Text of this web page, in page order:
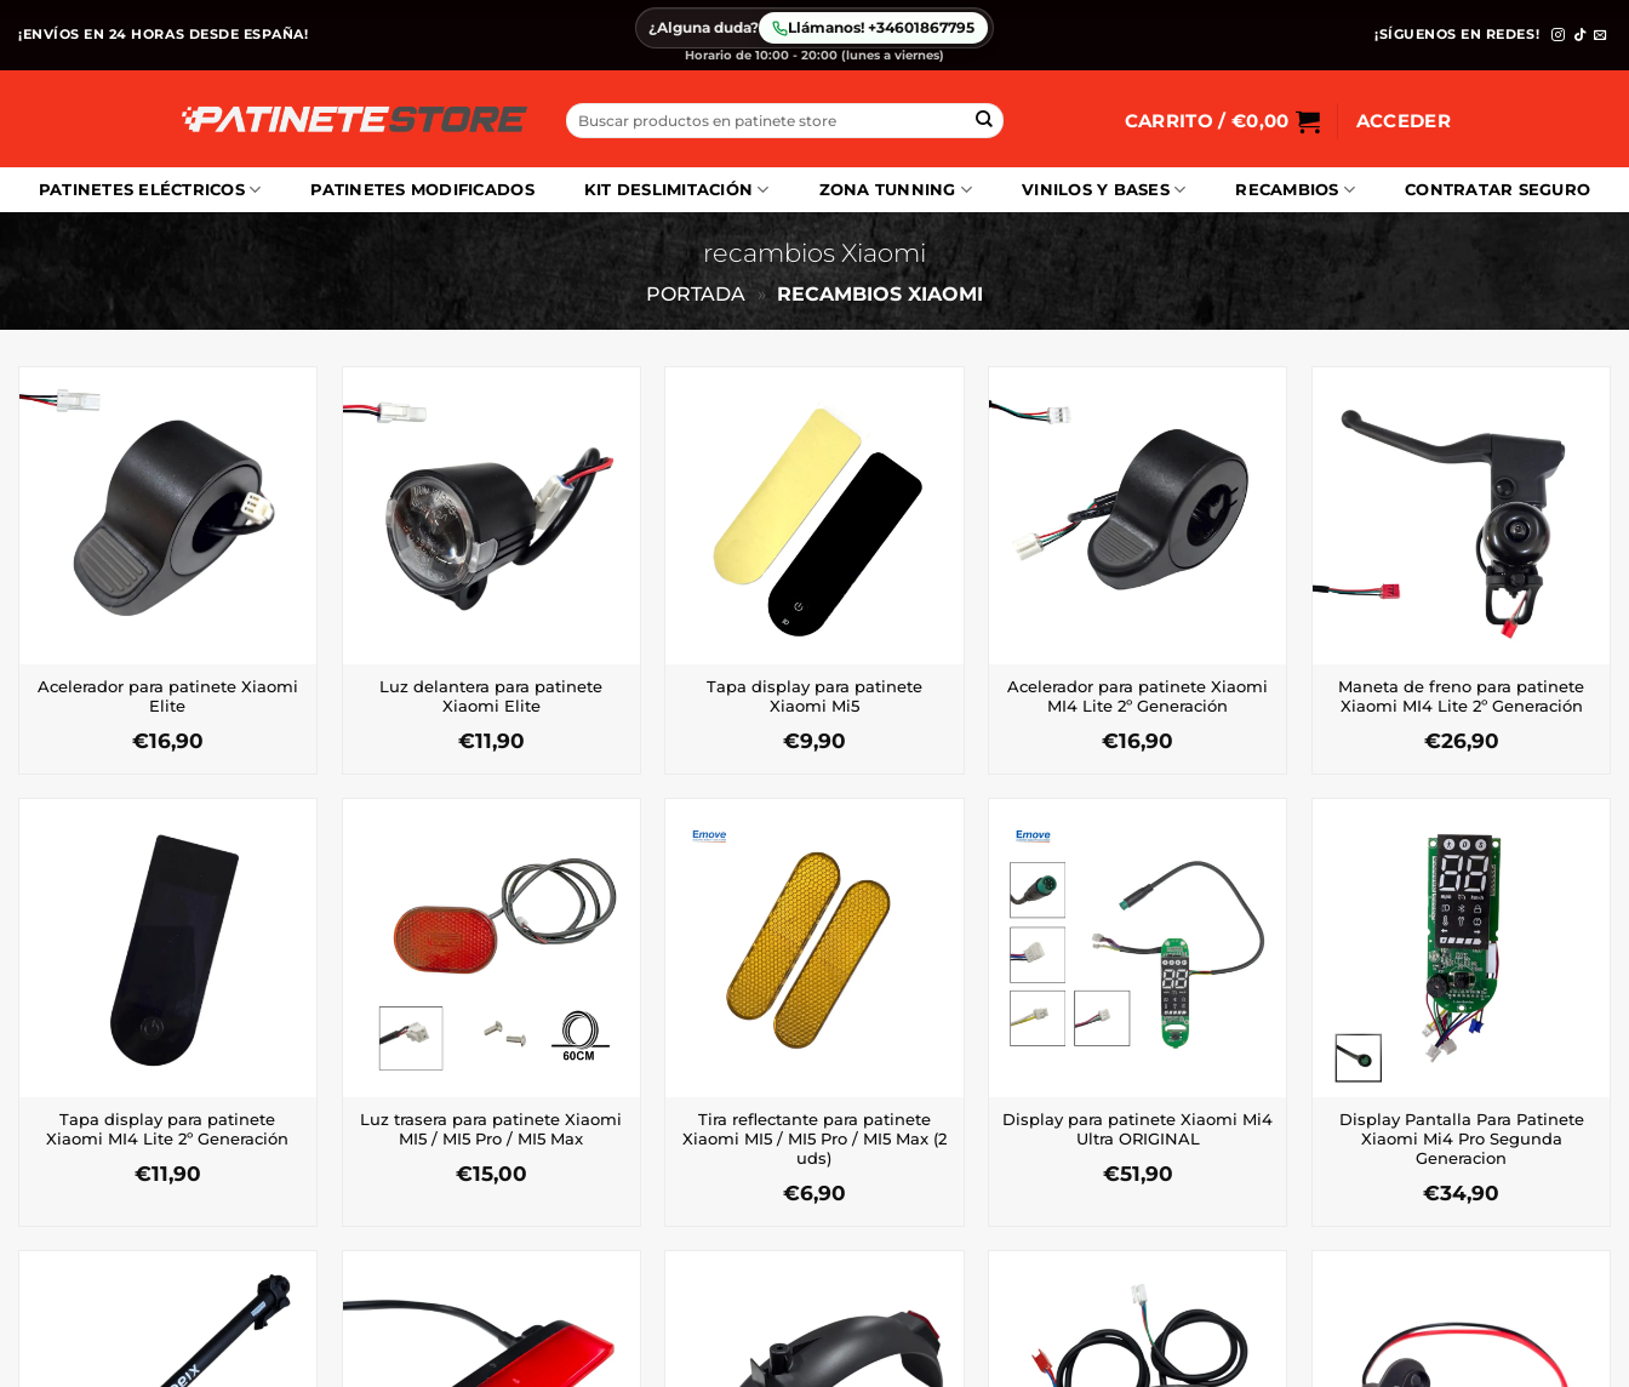
contenido
¡ENVÍOS EN 24 HORAS DESDE ESPAÑA! ¿Alguna duda? Llámanos! +34601867795
Horario de 10:00 - 20:00 (lunes a viernes)
¡SÍGUENOS EN REDES!
Buscar
por:
CARRITO / €0,00 ACCEDER
PATINETES ELÉCTRICOS PATINETES MODIFICADOS KIT DESLIMITACIÓN ZONA TUNNING VINILOS Y BASES RECAMBIOS CONTRATAR SEGURO
recambios Xiaomi
PORTADA » RECAMBIOS XIAOMI
Acelerador para patinete Xiaomi
Elite
€16,90
Luz delantera para patinete
Xiaomi Elite
€11,90
Tapa display para patinete
Xiaomi Mi5
€9,90
Acelerador para patinete Xiaomi
MI4 Lite 2º Generación
€16,90
Maneta de freno para patinete
Xiaomi MI4 Lite 2º Generación
€26,90
Tapa display para patinete
Xiaomi MI4 Lite 2º Generación
€11,90
Luz trasera para patinete Xiaomi
MI5 / MI5 Pro / MI5 Max
€15,00
Tira reflectante para patinete
Xiaomi MI5 / MI5 Pro / MI5 Max (2
uds)
€6,90
Display para patinete Xiaomi Mi4
Ultra ORIGINAL
€51,90
Display Pantalla Para Patinete
Xiaomi Mi4 Pro Segunda
Generacion
€34,90